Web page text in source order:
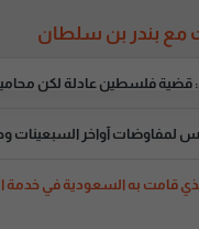
مع بندر بن سلطان
قضية فلسطين عادلة لكن
لمفاوضات آواخر السبعينات
الذي قامت به السعودية في خدمة